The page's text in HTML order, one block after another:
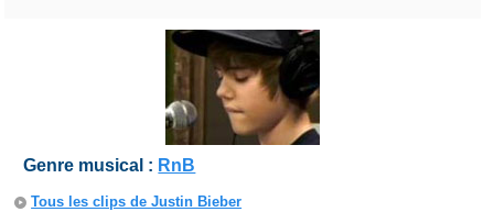
Genre musical : RnB
Tous les clips de Justin Bieber